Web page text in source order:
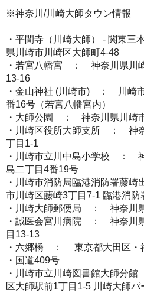
※神奈川/川崎大師タウン情報
・平間寺（川崎大師） - 関東
県川崎市川崎区大師町4-48
・若宮八幡宮 ： 神奈川県川
13-16
・金山神社 (川崎市) ： 川崎
番16号（若宮八幡宮内）
・大師公園 ： 神奈川県川崎
・川崎区役所大師支所 ： 神
丁目1-1
・川崎市立川中島小学校 ：
島二丁目4番19号
・川崎市消防局臨港消防署藤
市川崎区藤崎3丁目7-1 臨港消防
・川崎大師郵便局 ： 神奈川
・誠医会宮川病院 ： 神奈川
目13-13
・六郷橋 ： 東京都大田区・
・国道409号
・川崎市立川崎図書館大師分
区大師駅前1丁目1-5 川崎大師パ